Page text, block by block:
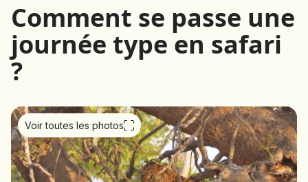
ANGOLA
ARABIE SAOUDITE
ARGENTINE
ARMÉNIE
AZERBAÏDJAN
BANGLADESH
BÉNIN
BHOUTAN
BOLIVIE
BOSNIE-HERZÉGOVINE
Comment se passe une
journée type en safari
?
Voir toutes les photos